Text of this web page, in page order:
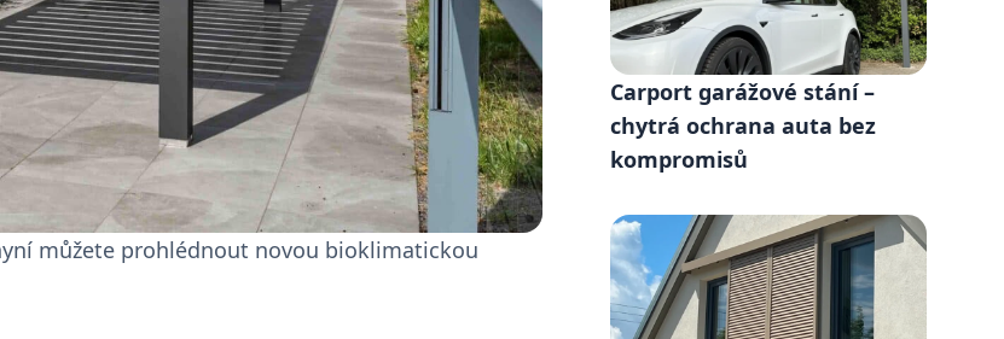
můžete prohlédnout novou bioklimatickou
Carport garážové stání –
chytrá ochrana auta bez
kompromisů